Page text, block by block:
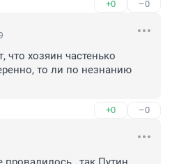
+0 –0
что хозяин частенько
то ли по незнанию
+0 –0